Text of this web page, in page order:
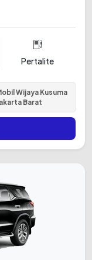
Pertalite
Wijaya Kusuma
Barat